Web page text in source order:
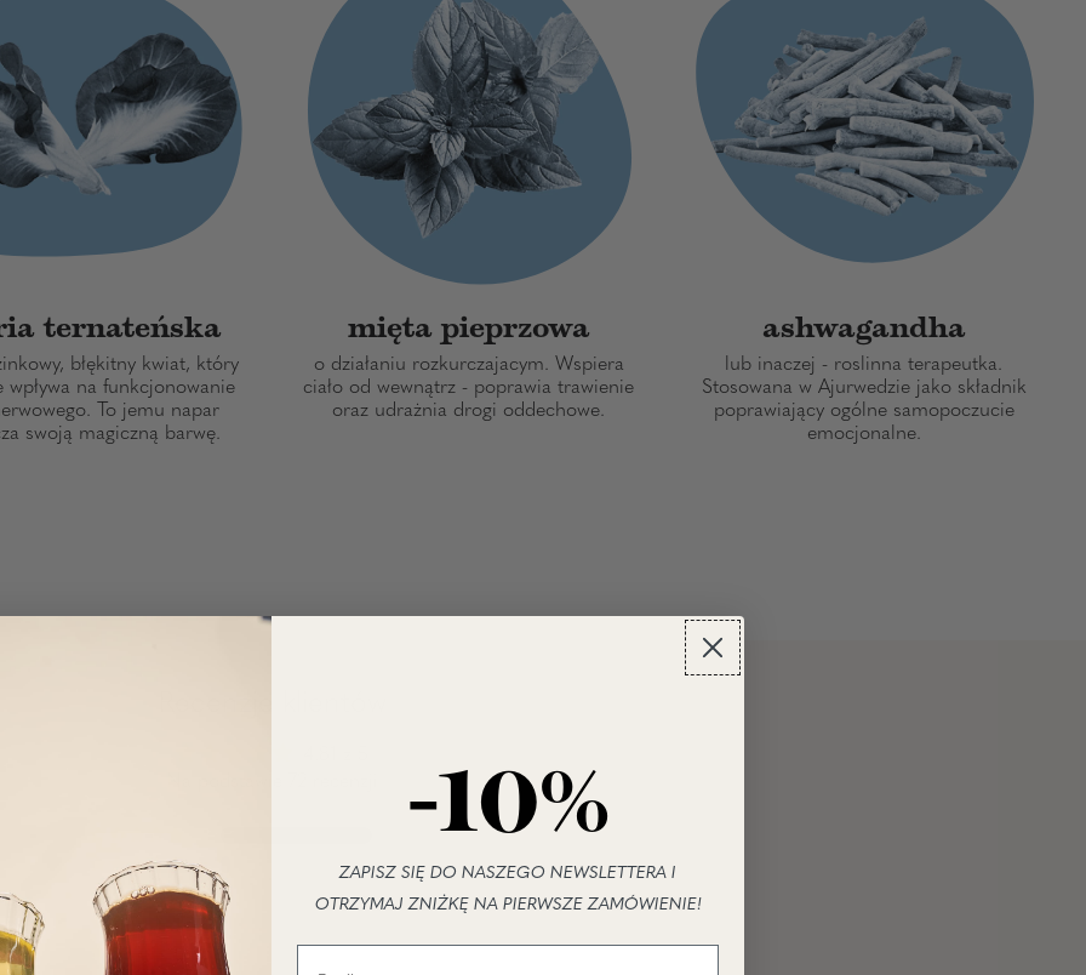
ternateńska
błękitny kwiat, który
wpływa na funkcjonowanie
To jemu napar
swoją magiczną barwę.
mięta pieprzowa
o działaniu rozkurczajacym. Wspiera
ciało od wewnątrz - poprawia trawienie
oraz udrażnia drogi oddechowe.
ashwagandha
lub inaczej - roslinna terapeutka.
Stosowana w Ajurwedzie jako składnik
poprawiający ogólne samopoczucie
emocjonalne.
64
4
-10%
ZAPISZ SIĘ DO NASZEGO NEWSLETTERA I
OTRZYMAJ ZNIŻKĘ NA PIERWSZE ZAMÓWIENIE!